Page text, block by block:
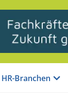
HR-Branchen